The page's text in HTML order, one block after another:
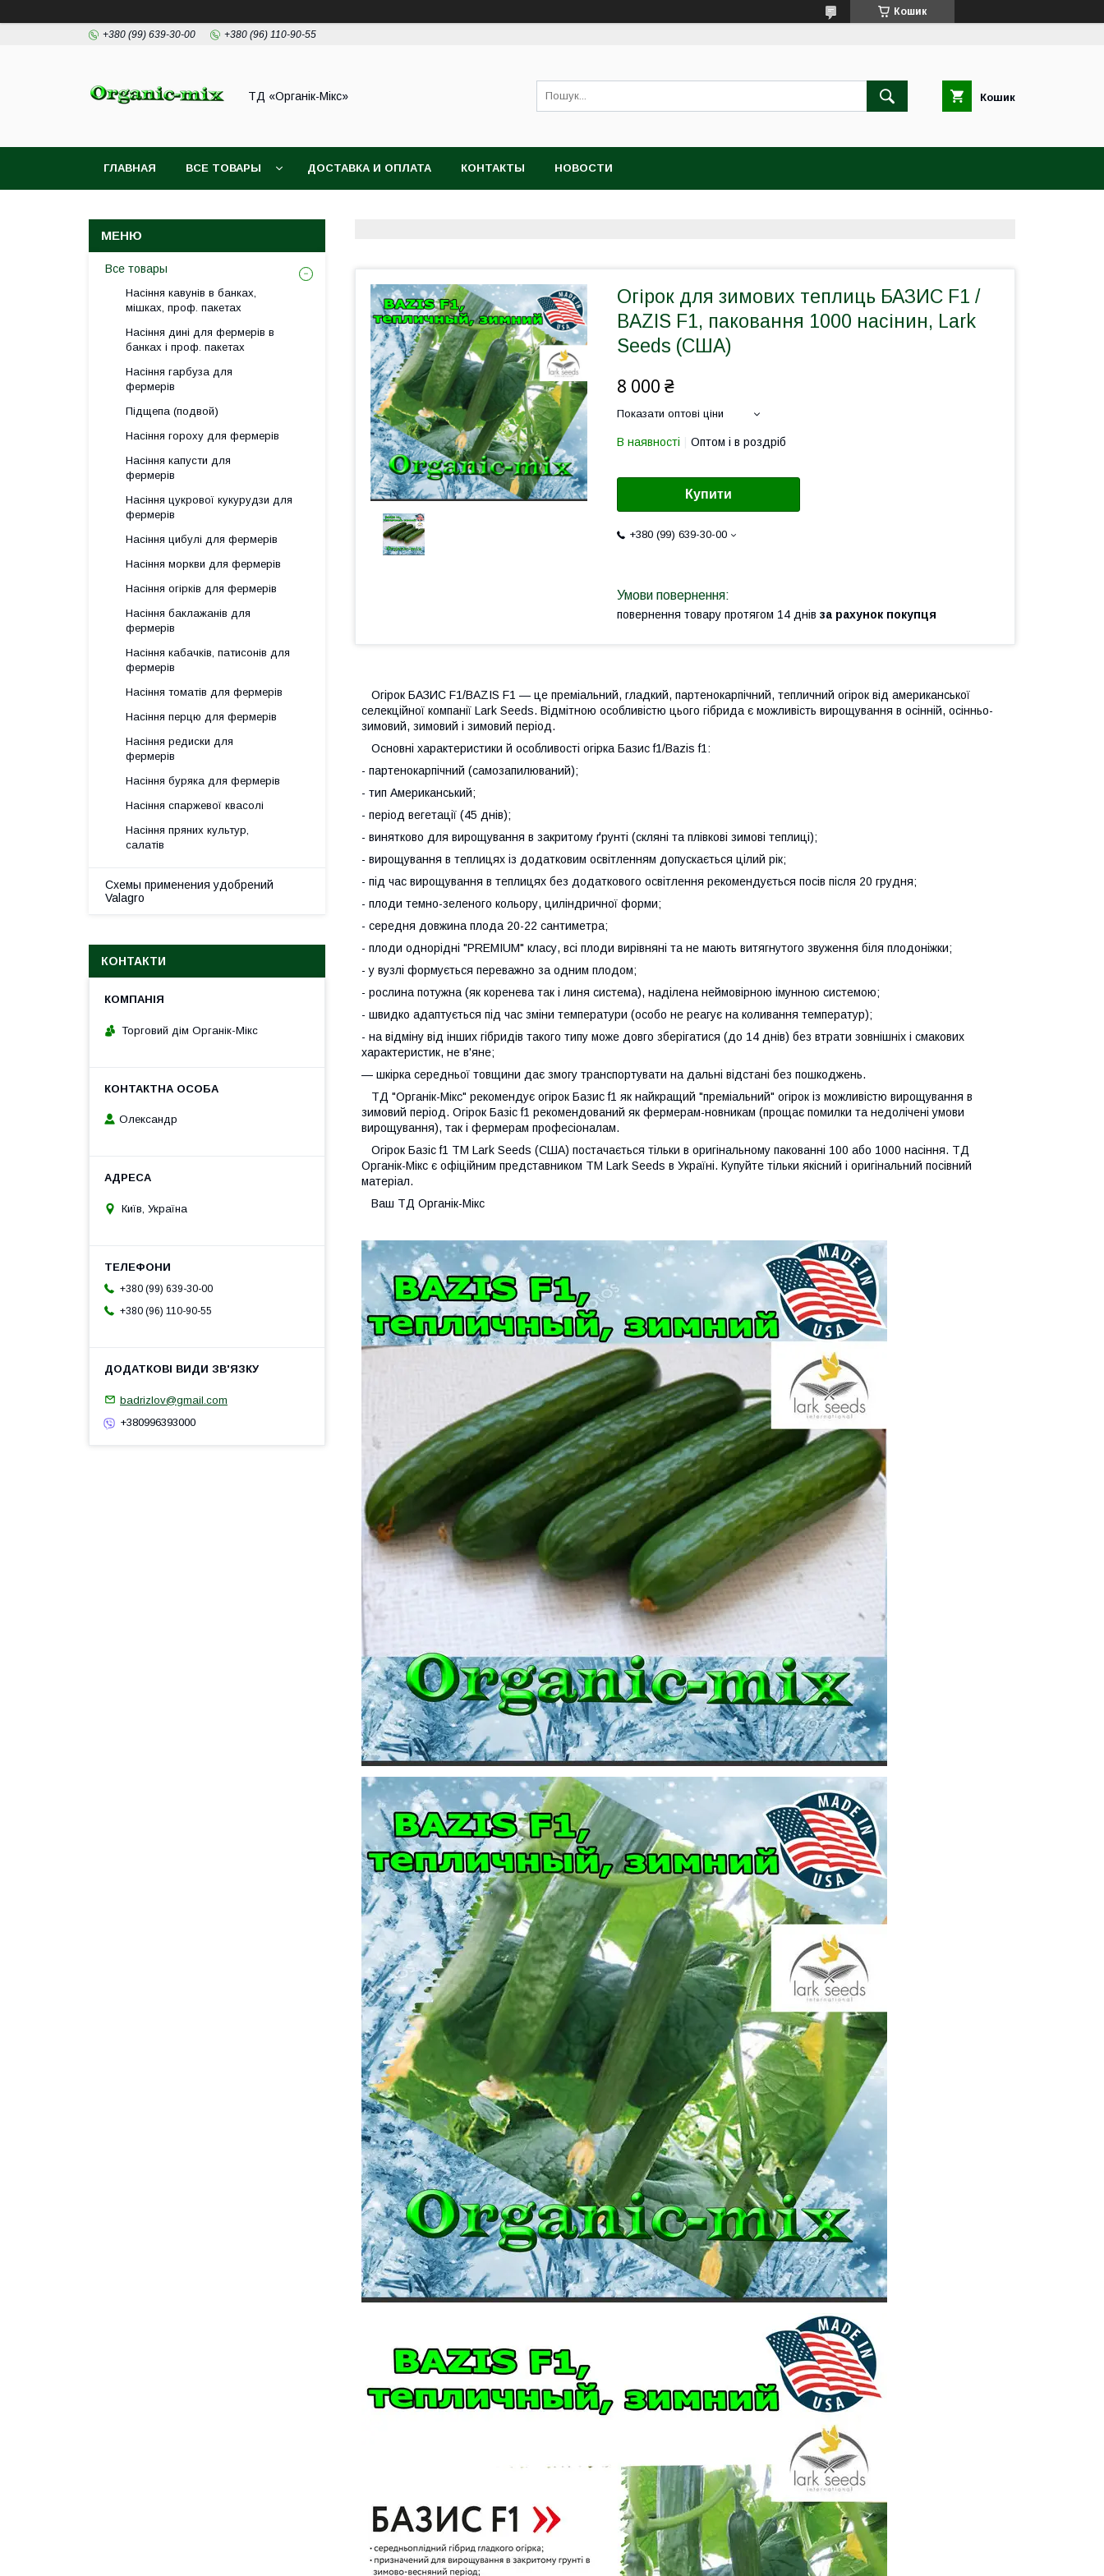
Кошик
+380 (99) 639-30-00 +380 (96) 110-90-55
ТД «Органік-Мікс» Кошик
ГЛАВНАЯ ВСЕ ТОВАРЫ ДОСТАВКА И ОПЛАТА КОНТАКТЫ НОВОСТИ
Огірок для зимових теплиць БАЗИС F1 /
BAZIS F1, паковання 1000 насінин, Lark
Seeds (США)
8 000 ₴
Показати оптові ціни
В наявності Оптом і в роздріб
Купити
+380 (99) 639-30-00
повернення товару протягом 14 днів за рахунок покупця
Огірок БАЗИС F1/BAZIS F1 — це преміальний, гладкий, партенокарпічний, тепличний огірок від американської
селекційної компанії Lark Seeds. Відмітною особливістю цього гібрида є можливість вирощування в осінній, осінньо-
зимовий, зимовий і зимовий період.
Основні характеристики й особливості огірка Базис f1/Bazis f1:
- партенокарпічний (самозапилюваний);
- тип Американський;
- період вегетації (45 днів);
- винятково для вирощування в закритому ґрунті (скляні та плівкові зимові теплиці);
- вирощування в теплицях із додатковим освітленням допускається цілий рік;
- під час вирощування в теплицях без додаткового освітлення рекомендується посів після 20 грудня;
- плоди темно-зеленого кольору, циліндричної форми;
- середня довжина плода 20-22 сантиметра;
- плоди однорідні "PREMIUM" класу, всі плоди вирівняні та не мають витягнутого звуження біля плодоніжки;
- у вузлі формується переважно за одним плодом;
- рослина потужна (як коренева так і линя система), наділена неймовірною імунною системою;
- швидко адаптується під час зміни температури (особо не реагує на коливання температур);
- на відміну від інших гібридів такого типу може довго зберігатися (до 14 днів) без втрати зовнішніх і смакових
характеристик, не в'яне;
— шкірка середньої товщини дає змогу транспортувати на дальні відстані без пошкоджень.
ТД "Органік-Мікс" рекомендує огірок Базис f1 як найкращий "преміальний" огірок із можливістю вирощування в
зимовий період. Огірок Базіс f1 рекомендований як фермерам-новникам (прощає помилки та недолічені умови
вирощування), так і фермерам професіоналам.
Огірок Базіс f1 ТМ Lark Seeds (США) постачається тільки в оригінальному пакованні 100 або 1000 насіння. ТД
Органік-Мікс є офіційним представником ТМ Lark Seeds в Україні. Купуйте тільки якісний і оригінальний посівний
матеріал.
Ваш ТД Органік-Мікс
Все товары
Насіння кавунів в банках,
мішках, проф. пакетах
Насіння дині для фермерів в
банках і проф. пакетах
Насіння гарбуза для
фермерів
Підщепа (подвой)
Насіння гороху для фермерів
Насіння капусти для
фермерів
Насіння цукрової кукурудзи для
фермерів
Насіння цибулі для фермерів
Насіння моркви для фермерів
Насіння огірків для фермерів
Насіння баклажанів для
фермерів
Насіння кабачків, патисонів для
фермерів
Насіння томатів для фермерів
Насіння перцю для фермерів
Насіння редиски для
фермерів
Насіння буряка для фермерів
Насіння спаржевої квасолі
Насіння пряних культур,
салатів
Схемы применения удобрений
Valagro
КОНТАКТИ
Торговий дім Органік-Мікс
Олександр
Київ, Україна
+380 (99) 639-30-00
+380 (96) 110-90-55
badrizlov@gmail.com
+380996393000